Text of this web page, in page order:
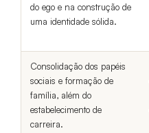
do ego e na construção de
uma identidade sólida.
Consolidação dos papéis
sociais e formação de
família, além do
estabelecimento de
carreira.